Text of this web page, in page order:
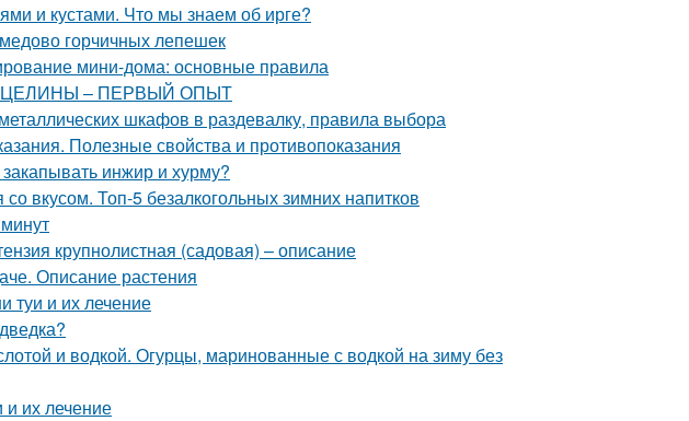
и кустами. Что мы знаем об ирге?
горчичных лепешек
мини-дома: основные правила
ЦЕЛИНЫ – ПЕРВЫЙ ОПЫТ
шкафов в раздевалку, правила выбора
Полезные свойства и противопоказания
инжир и хурму?
вкусом. Топ-5 безалкогольных зимних напитков
крупнолистная (садовая) – описание
Описание растения
туи и их лечение
и водкой. Огурцы, маринованные с водкой на зиму без
и их лечение